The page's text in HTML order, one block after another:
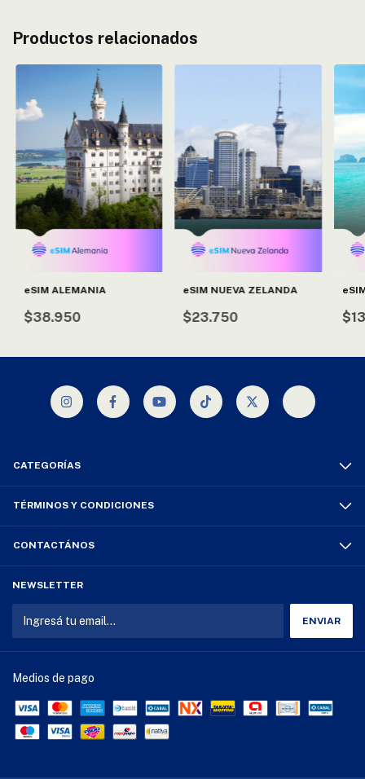
Productos relacionados
eSIM ALEMANIA
$38.950
eSIM NUEVA ZELANDA
$23.750
CATEGORÍAS
TÉRMINOS Y CONDICIONES
CONTACTÁNOS
NEWSLETTER
Medios de pago